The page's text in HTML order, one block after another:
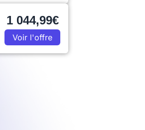
1 044,99€
Voir l'offre